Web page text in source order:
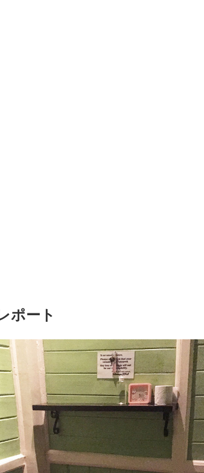
ポート